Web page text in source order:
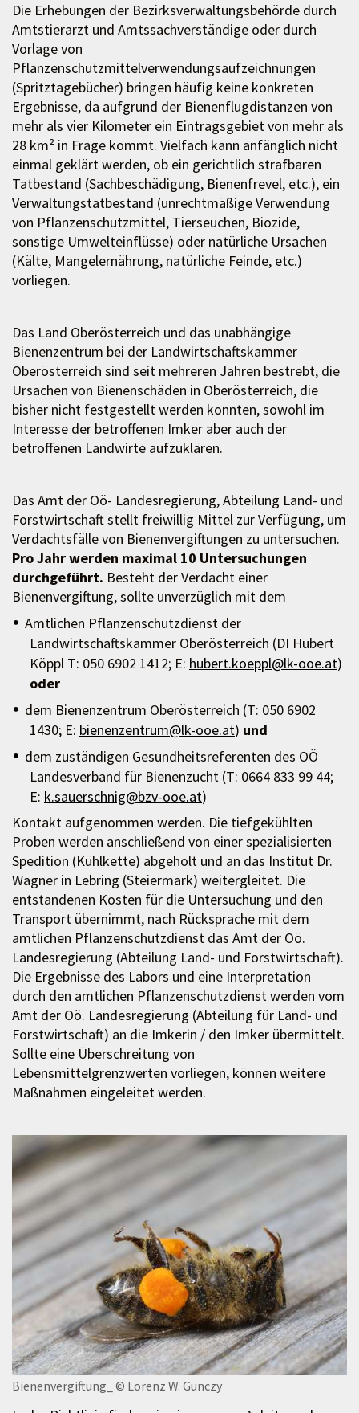
Die Erhebungen der Bezirksverwaltungsbehörde durch
Amtstierarzt und Amtssachverständige oder durch
Vorlage von
Pflanzenschutzmittelverwendungsaufzeichnungen
(Spritztagebücher) bringen häufig keine konkreten
Ergebnisse, da aufgrund der Bienenflugdistanzen von
mehr als vier Kilometer ein Eintragsgebiet von mehr als
28 km² in Frage kommt. Vielfach kann anfänglich nicht
einmal geklärt werden, ob ein gerichtlich strafbaren
Tatbestand (Sachbeschädigung, Bienenfrevel, etc.), ein
Verwaltungstatbestand (unrechtmäßige Verwendung
von Pflanzenschutzmittel, Tierseuchen, Biozide,
sonstige Umwelteinflüsse) oder natürliche Ursachen
(Kälte, Mangelernährung, natürliche Feinde, etc.)
vorliegen.
Das Land Oberösterreich und das unabhängige
Bienenzentrum bei der Landwirtschaftskammer
Oberösterreich sind seit mehreren Jahren bestrebt, die
Ursachen von Bienenschäden in Oberösterreich, die
bisher nicht festgestellt werden konnten, sowohl im
Interesse der betroffenen Imker aber auch der
betroffenen Landwirte aufzuklären.
Das Amt der Oö- Landesregierung, Abteilung Land- und
Forstwirtschaft stellt freiwillig Mittel zur Verfügung, um
Verdachtsfälle von Bienenvergiftungen zu untersuchen.
Pro Jahr werden maximal 10 Untersuchungen
durchgeführt. Besteht der Verdacht einer
Bienenvergiftung, sollte unverzüglich mit dem
Amtlichen Pflanzenschutzdienst der
Landwirtschaftskammer Oberösterreich (DI Hubert
Köppl T: 050 6902 1412; E: hubert.koeppl@lk-ooe.at)
oder
dem Bienenzentrum Oberösterreich (T: 050 6902
1430; E: bienenzentrum@lk-ooe.at) und
dem zuständigen Gesundheitsreferenten des OÖ
Landesverband für Bienenzucht (T: 0664 833 99 44;
E: k.sauerschnig@bzv-ooe.at)
Kontakt aufgenommen werden. Die tiefgekühlten
Proben werden anschließend von einer spezialisierten
Spedition (Kühlkette) abgeholt und an das Institut Dr.
Wagner in Lebring (Steiermark) weitergleitet. Die
entstandenen Kosten für die Untersuchung und den
Transport übernimmt, nach Rücksprache mit dem
amtlichen Pflanzenschutzdienst das Amt der Oö.
Landesregierung (Abteilung Land- und Forstwirtschaft).
Die Ergebnisse des Labors und eine Interpretation
durch den amtlichen Pflanzenschutzdienst werden vom
Amt der Oö. Landesregierung (Abteilung für Land- und
Forstwirtschaft) an die Imkerin / den Imker übermittelt.
Sollte eine Überschreitung von
Lebensmittelgrenzwerten vorliegen, können weitere
Maßnahmen eingeleitet werden.
Bienenvergiftung_ © Lorenz W. Gunczy